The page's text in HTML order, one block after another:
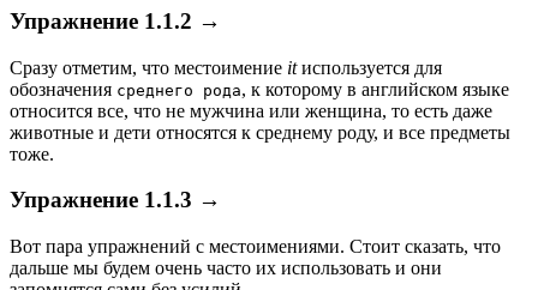
Упражнение 1.1.2 →
Сразу отметим, что местоимение itиспользуется для
обозначения среднего рода, к которому в английском языке
относится все, что не мужчина или женщина, то есть даже
животные и дети относятся к среднему роду, и все предметы
тоже.
Упражнение 1.1.3 →
Вот пара упражнений с местоимениями. Стоит сказать, что
дальше мы будем очень часто их использовать и они